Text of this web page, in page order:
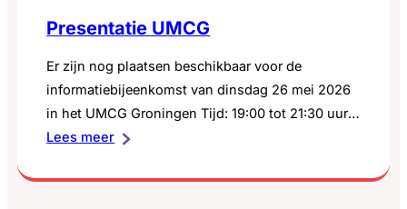
Presentatie UMCG
Er zijn nog plaatsen beschikbaar voor de
informatiebijeenkomst van dinsdag 26 mei 2026
in het UMCG Groningen Tijd: 19:00 tot 21:30 uur
Tijdens deze informatiebijeenkomst,
Groningen, spreken oncologisch chirurg Prof.Dr.
Lees meer:
UMCG